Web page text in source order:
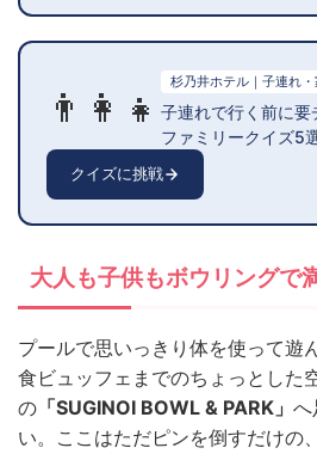
👨‍👩‍👧
杉乃井ホテル｜子連れ
子連れで行く前に要
ファミリークイズ5
クイズに挑戦
大人も子供もボウリングで
プールで思いっきり体を使って遊
食ビュッフェまでのちょっとした
の 「SUGINOI BOWL & PARK」 へ
い。ここはただピンを倒すだけの